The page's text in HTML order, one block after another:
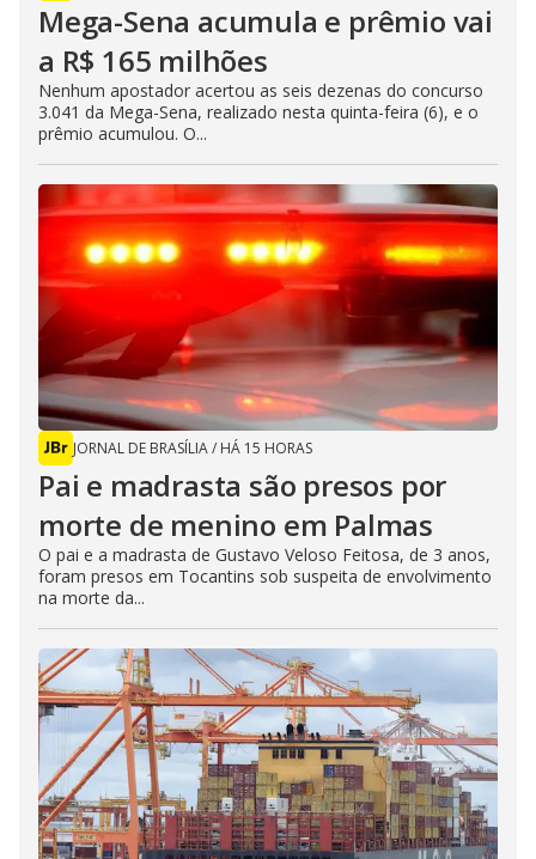
Mega-Sena acumula e prêmio vai
a R$ 165 milhões
Nenhum apostador acertou as seis dezenas do concurso
3.041 da Mega-Sena, realizado nesta quinta-feira (6), e o
prêmio acumulou. O...
JORNAL DE BRASÍLIA/ HÁ 15 HORAS
Pai e madrasta são presos por
morte de menino em Palmas
O pai e a madrasta de Gustavo Veloso Feitosa, de 3 anos,
foram presos em Tocantins sob suspeita de envolvimento
na morte da...